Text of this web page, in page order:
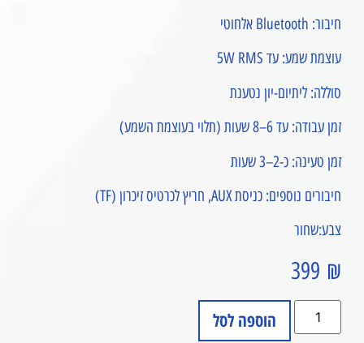
חיבור: Bluetooth אלחוטי
עוצמת שמע: עד ‎5W RMS‎
סוללה: ליתיום-יון נטענת
זמן עבודה: עד 6–8 שעות (תלוי בעוצמת השמע)
זמן טעינה: כ-2–3 שעות
חיבורים נוספים: כניסת AUX, חריץ לכרטיס זיכרון (TF)
צבע:שחור
399 ₪
הוספה לסל